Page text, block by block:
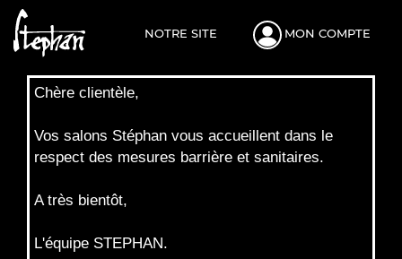
NOTRE SITE MON COMPTE
Chère clientèle,
Vos salons Stéphan vous accueillent dans le
respect des mesures barrière et sanitaires.
A très bientôt,
L'équipe STEPHAN.